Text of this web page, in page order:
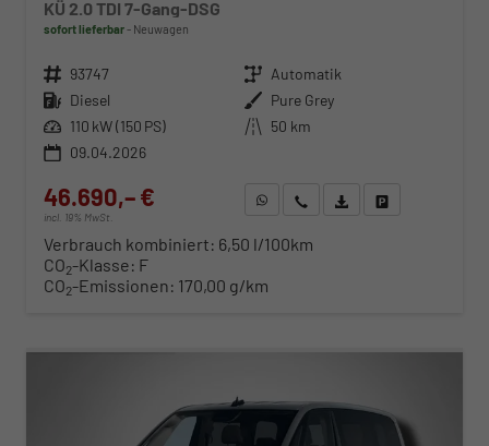
KÜ 2.0 TDI 7-Gang-DSG
sofort lieferbar Neuwagen
Fahrzeugnr. 93747 Getriebe Automatik
Kraftstoff Diesel Außenfarbe Pure Grey
Leistung 110 kW (150 PS) Kilometerstand 50 km
09.04.2026
46.690,– €
incl. 19% MwSt.
WhatsApp anfragen
Wir rufen Sie anFahrzeugexposé (PDF)
Verbrauch kombiniert: 6,50 l/100km
CO2-Klasse: F
CO2-Emissionen: 170,00 g/km